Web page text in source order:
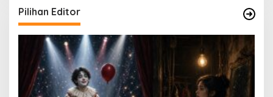
Pilihan Editor